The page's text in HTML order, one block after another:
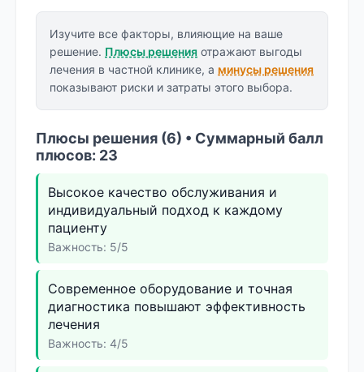
Изучите все факторы, влияющие на ваше
решение. Плюсы решения отражают выгоды
лечения в частной клинике, а минусы решения
показывают риски и затраты этого выбора.
Плюсы решения (6) • Суммарный балл
плюсов: 23
Высокое качество обслуживания и
индивидуальный подход к каждому
пациенту
Важность: 5/5
Современное оборудование и точная
диагностика повышают эффективность
лечения
Важность: 4/5